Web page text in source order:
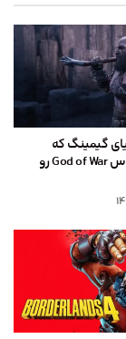
گیمینگ که
می‌تونن کریتوس God of War رو